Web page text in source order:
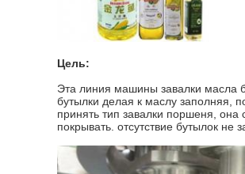
Цель:
Эта линия машины завалки масла
бутылки делая к маслу заполняя,
принять тип завалки поршеня,
покрывать. отсутствие бутылок не